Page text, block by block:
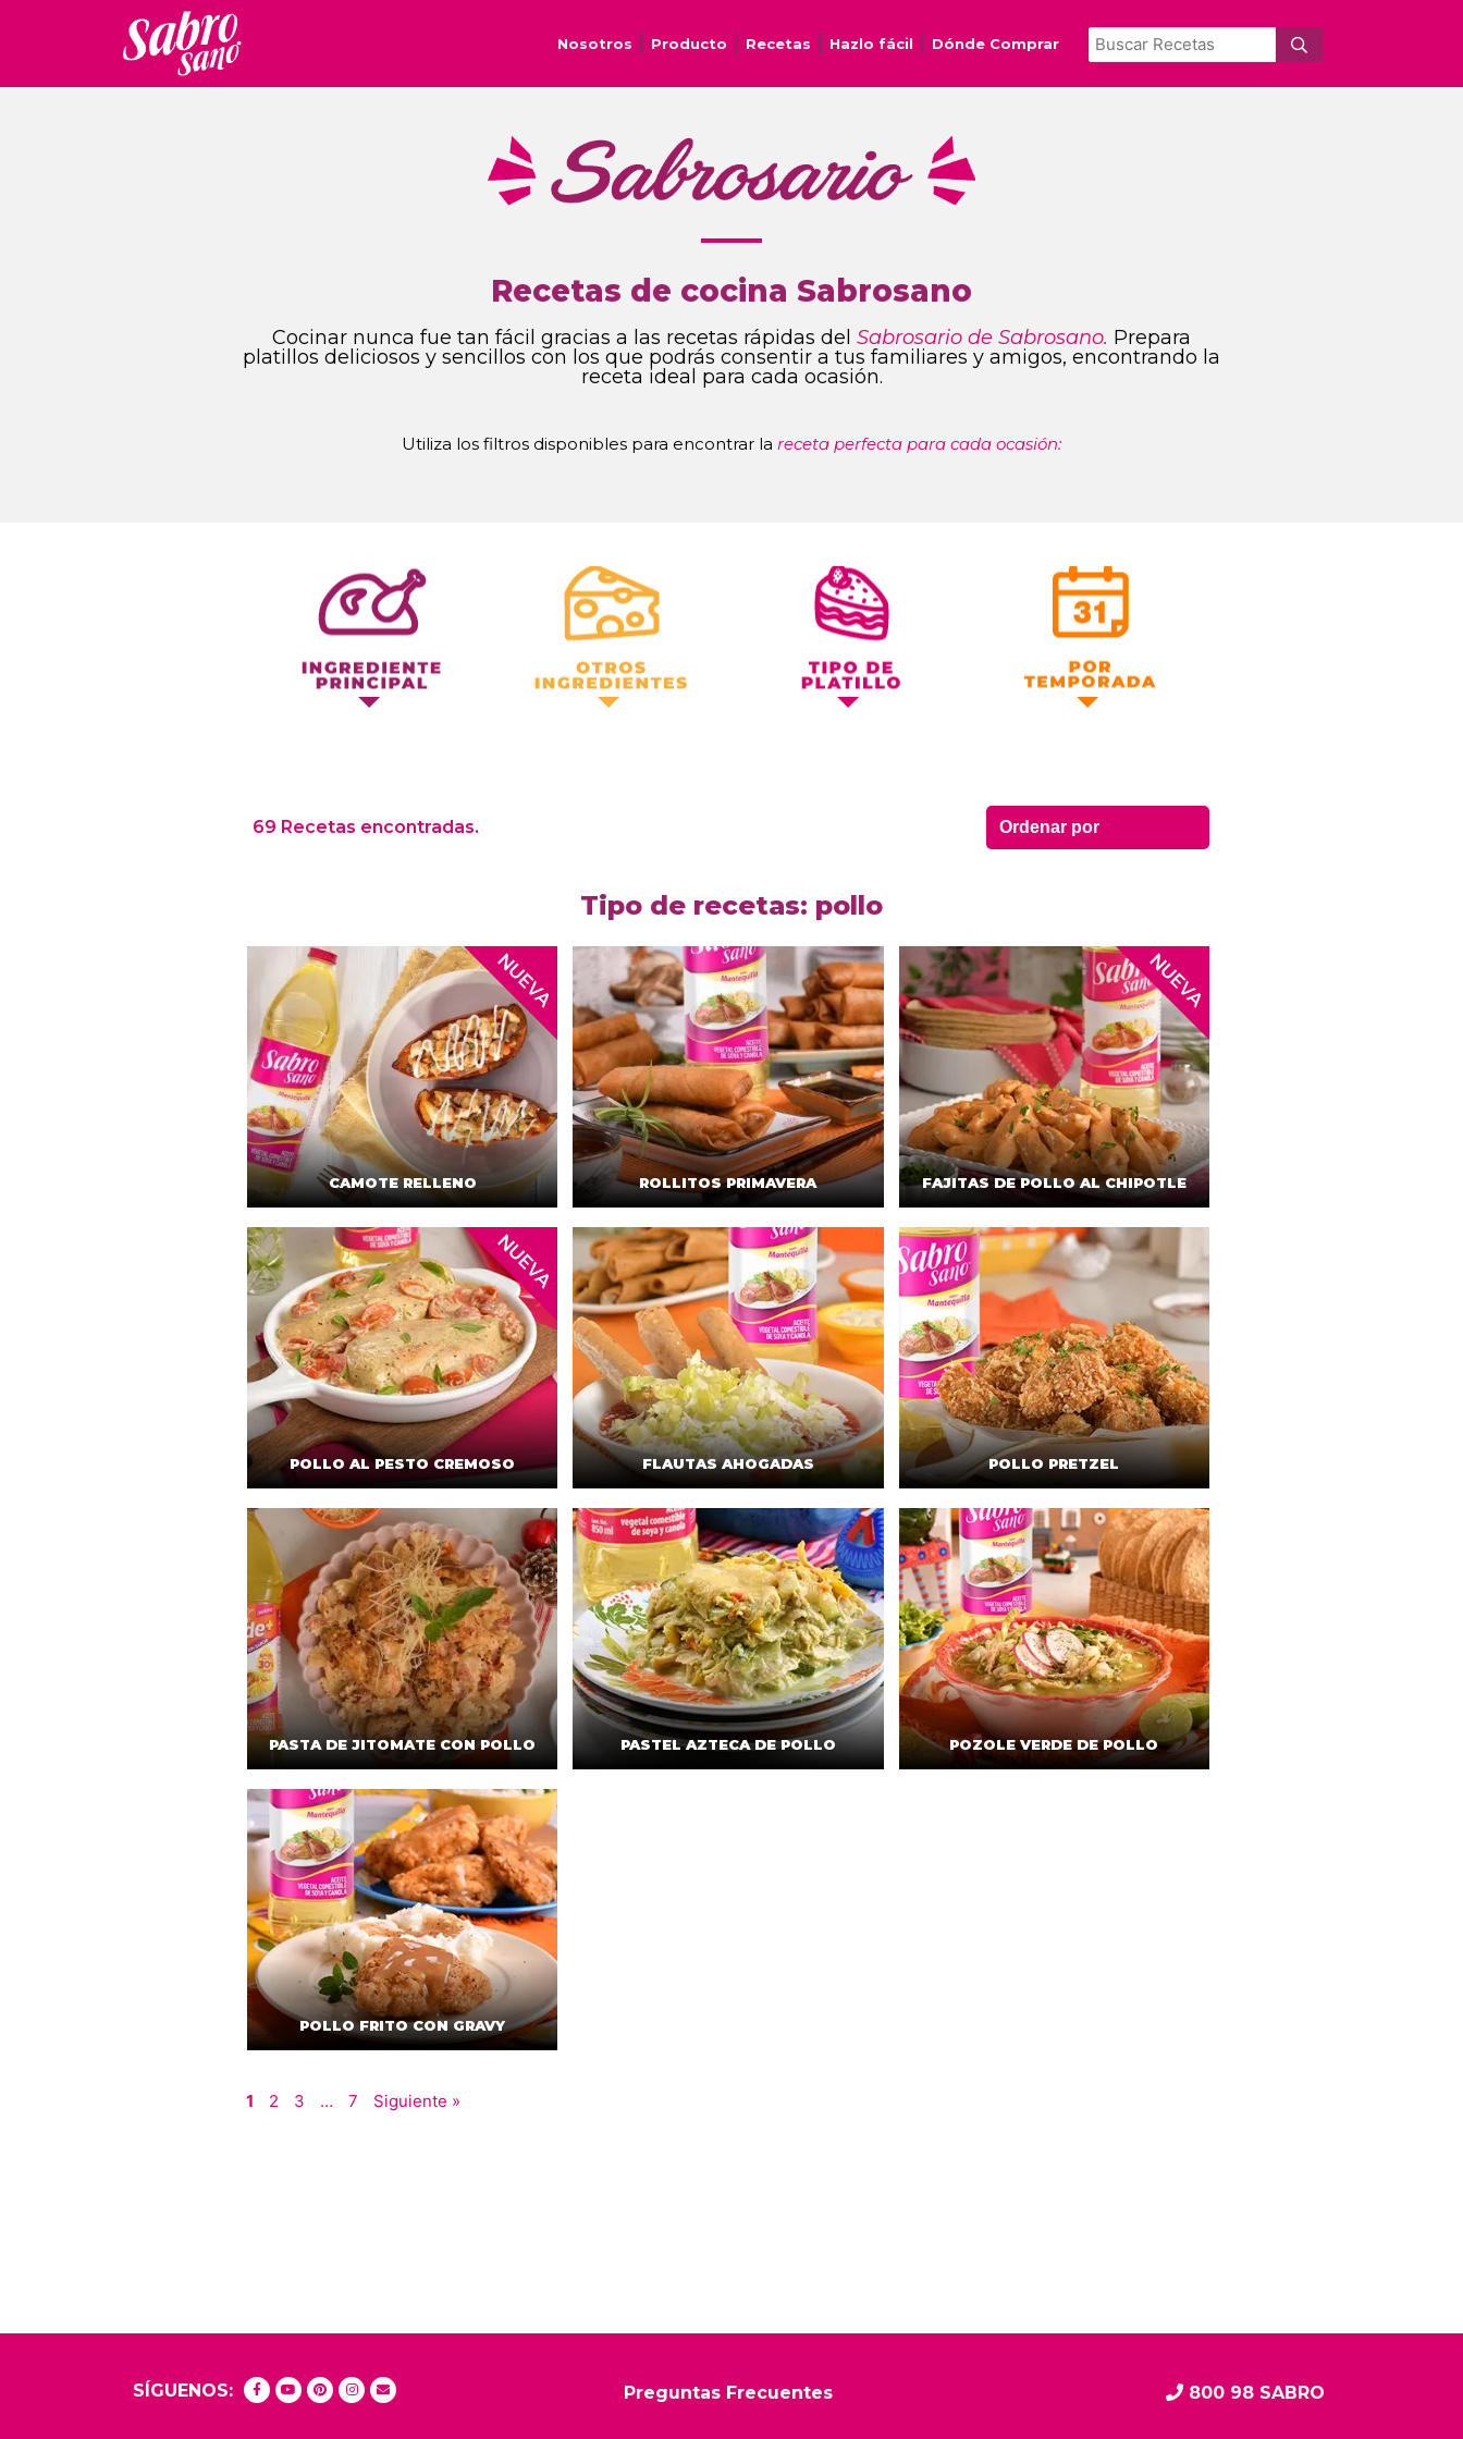
Nosotros Producto Recetas Hazlo fácil Dónde Comprar
Recetas de cocina Sabrosano
Cocinar nunca fue tan fácil gracias a las recetas rápidas del Sabrosario de Sabrosano. Prepara
platillos deliciosos y sencillos con los que podrás consentir a tus familiares y amigos, encontrando la
receta ideal para cada ocasión.
Utiliza los filtros disponibles para encontrar la receta perfecta para cada ocasión:
Otros Ingredientes Tipo de Platillo Por Temporada
69 Recetas encontradas.
Tipo de recetas: pollo
CAMOTE RELLENO ROLLITOS PRIMAVERA FAJITAS DE POLLO AL CHIPOTLE
POLLO AL PESTO CREMOSO FLAUTAS AHOGADAS POLLO PRETZEL
PASTA DE JITOMATE CON POLLO PASTEL AZTECA DE POLLO POZOLE VERDE DE POLLO
POLLO FRITO CON GRAVY
1 2 3 … 7 Siguiente »
SÍGUENOS: Preguntas Frecuentes 800 98 SABRO